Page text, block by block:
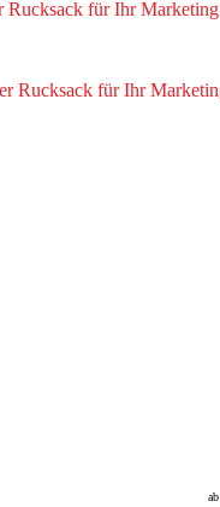
Rucksack für Ihr Marketing
ab